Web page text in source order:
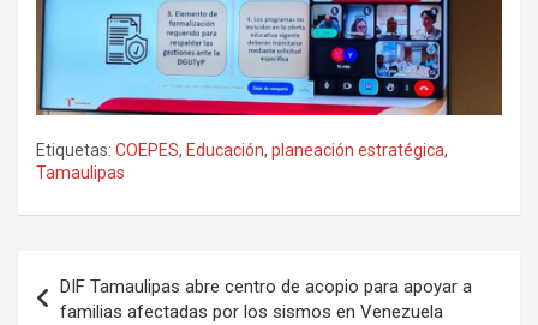
Etiquetas: COEPES, Educación, planeación estratégica,
Tamaulipas
de
DIF Tamaulipas abre centro de acopio para apoyar a
familias afectadas por los sismos en Venezuela